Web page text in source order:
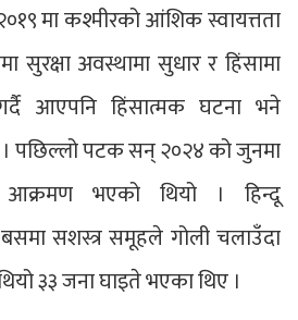
मा कश्मीरको आंशिक स्वायत्तता
सुरक्षा अवस्थामा सुधार र हिंसामा
आएपनि हिंसात्मक घटना भने
पछिल्लो पटक सन् २०२४ को जुनमा
आक्रमण भएको थियो । हिन्दू
सशस्त्र समूहले गोली चलाउँदा
३३ जना घाइते भएका थिए ।